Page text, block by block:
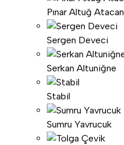
Pınar Altuğ Atacan
Sergen Deveci
Serkan Altuniğne
Stabil
Sumru Yavrucuk